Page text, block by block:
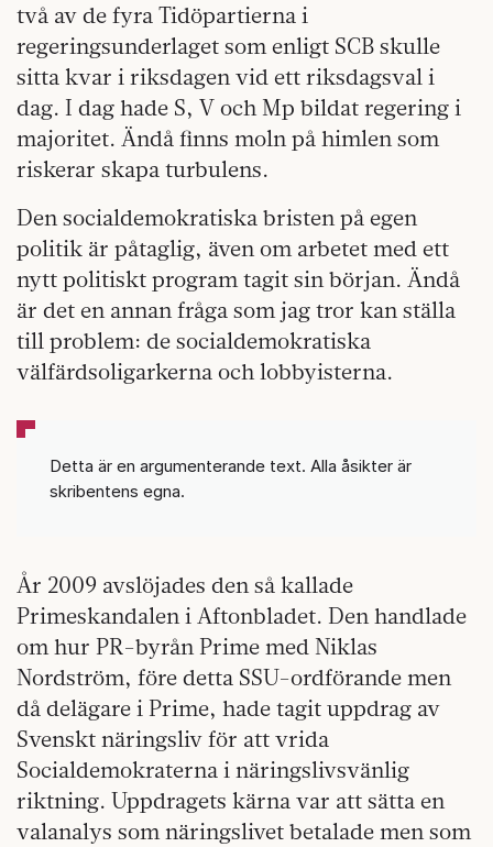
två av de fyra Tidöpartierna i
regeringsunderlaget som enligt SCB skulle
sitta kvar i riksdagen vid ett riksdagsval i
dag. I dag hade S, V och Mp bildat regering i
majoritet. Ändå finns moln på himlen som
riskerar skapa turbulens.
Den socialdemokratiska bristen på egen
politik är påtaglig, även om arbetet med ett
nytt politiskt program tagit sin början. Ändå
är det en annan fråga som jag tror kan ställa
till problem: de socialdemokratiska
välfärdsoligarkerna och lobbyisterna.
Detta är en argumenterande text. Alla åsikter är
skribentens egna.
År 2009 avslöjades den så kallade
Primeskandalen i Aftonbladet. Den handlade
om hur PR-byrån Prime med Niklas
Nordström, före detta SSU-ordförande men
då delägare i Prime, hade tagit uppdrag av
Svenskt näringsliv för att vrida
Socialdemokraterna i näringslivsvänlig
riktning. Uppdragets kärna var att sätta en
valanalys som näringslivet betalade men som